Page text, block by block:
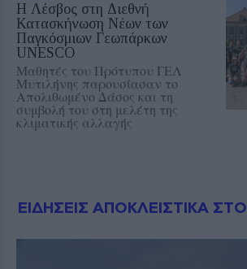
Η Λέσβος στη Διεθνή
Κατασκήνωση Νέων των
Παγκόσμιων Γεωπάρκων
UNESCO
Μαθητές του Πρότυπου ΓΕΛ
Μυτιλήνης παρουσίασαν το
Απολιθωμένο Δάσος και τη
συμβολή του στη μελέτη της
κλιματικής αλλαγής
ΕΙΔΗΣΕΙΣ ΑΠΟΚΛΕΙΣΤΙΚΑ ΣΤΟ